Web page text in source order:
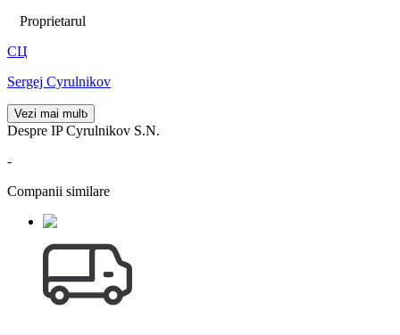
Proprietarul
СЦ
Sergej Cyrulnikov
Vezi mai mult
Despre IP Cyrulnikov S.N.
-
Companii similare